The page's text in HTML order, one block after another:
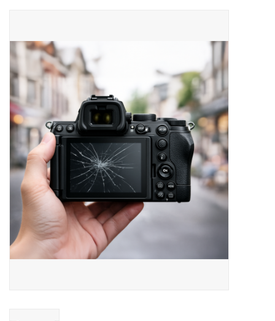
Contact